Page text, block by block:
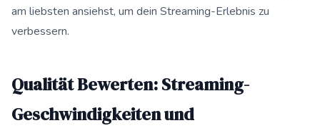
am liebsten ansiehst, um dein Streaming-Erlebnis zu
verbessern.
Qualität Bewerten: Streaming-
Geschwindigkeiten und